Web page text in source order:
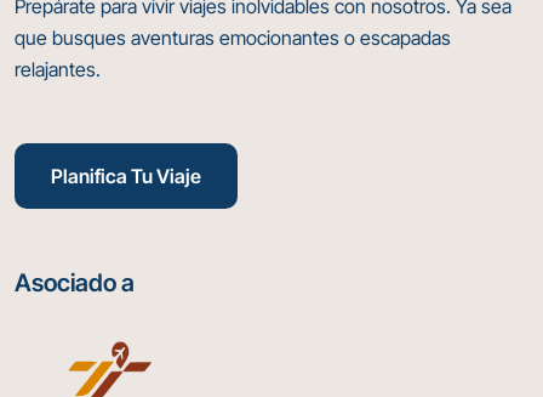
Prepárate para vivir viajes inolvidables con nosotros. Ya sea
que busques aventuras emocionantes o escapadas
relajantes.
Planifica Tu Viaje
Asociado a